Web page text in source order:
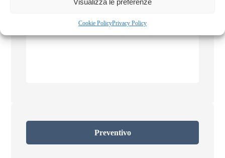
Visualizza le preferenze
Cookie PolicyPrivacy Policy
Fiori
Preventivo